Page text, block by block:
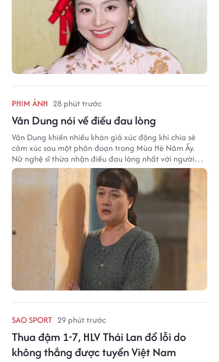
PHIM ẢNH 28 phút trước
Vân Dung nói về điều đau lòng
Vân Dung khiến nhiều khán giả xúc động khi chia sẻ
cảm xúc sau một phân đoạn trong Mùa Hè Năm Ấy.
Nữ nghệ sĩ thừa nhận điều đau lòng nhất với người
mẹ không phải sự nghèo khó, mà là khi các con phải
chứng kiến những tổn thương trong chính ngôi nhà
SAO SPORT 29 phút trước
Thua đậm 1-7, HLV Thái Lan đổ lỗi do
không thắng được tuyển Việt Nam